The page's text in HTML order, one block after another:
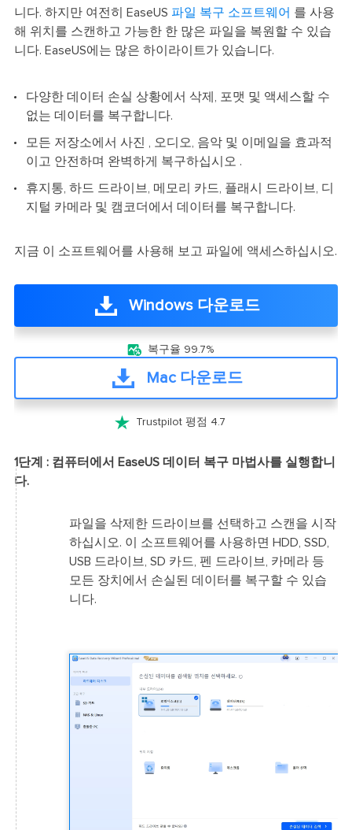
니다. 하지만 여전히 EaseUS 파일 복구 소프트웨어 를 사용
해 위치를 스캔하고 가능한 한 많은 파일을 복원할 수 있습
니다. EaseUS에는 많은 하이라이트가 있습니다.
다양한 데이터 손실 상황에서 삭제, 포맷 및 액세스할 수
없는 데이터를 복구합니다.
모든 저장소에서 사진 , 오디오, 음악 및 이메일을 효과적
이고 안전하며 완벽하게 복구하십시오 .
휴지통, 하드 드라이브, 메모리 카드, 플래시 드라이브, 디
지털 카메라 및 캠코더에서 데이터를 복구합니다.
지금 이 소프트웨어를 사용해 보고 파일에 액세스하십시오.
Windows 다운로드
 복구율 99.7%
Mac 다운로드
 Trustpilot 평점 4.7
1단계 : 컴퓨터에서 EaseUS 데이터 복구 마법사를 실행합니
다.
파일을 삭제한 드라이브를 선택하고 스캔을 시작
하십시오. 이 소프트웨어를 사용하면 HDD, SSD,
USB 드라이브, SD 카드, 펜 드라이브, 카메라 등
모든 장치에서 손실된 데이터를 복구할 수 있습
니다.